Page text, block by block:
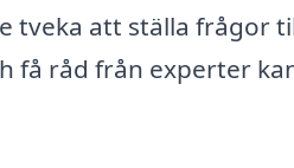
tveka att ställa frågor
få råd från experter